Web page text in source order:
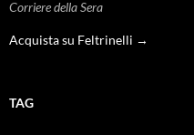
Corriere della Sera
Acquista su Feltrinelli →
TAG